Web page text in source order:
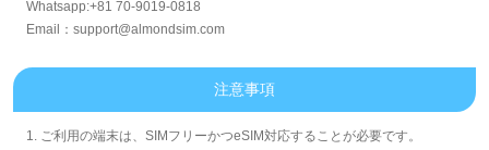
Whatsapp:+81 70-9019-0818
Email：support@almondsim.com
注意事項
1. ご利用の端末は、SIMフリーかつeSIM対応することが必要です。